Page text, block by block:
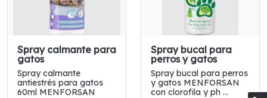
Spray calmante para
gatos
Spray calmante
antiestrés para gatos
60ml MENFORSAN
Spray bucal para
perros y gatos
Spray bucal para perros
y gatos MENFORSAN
con clorofila y ph ...